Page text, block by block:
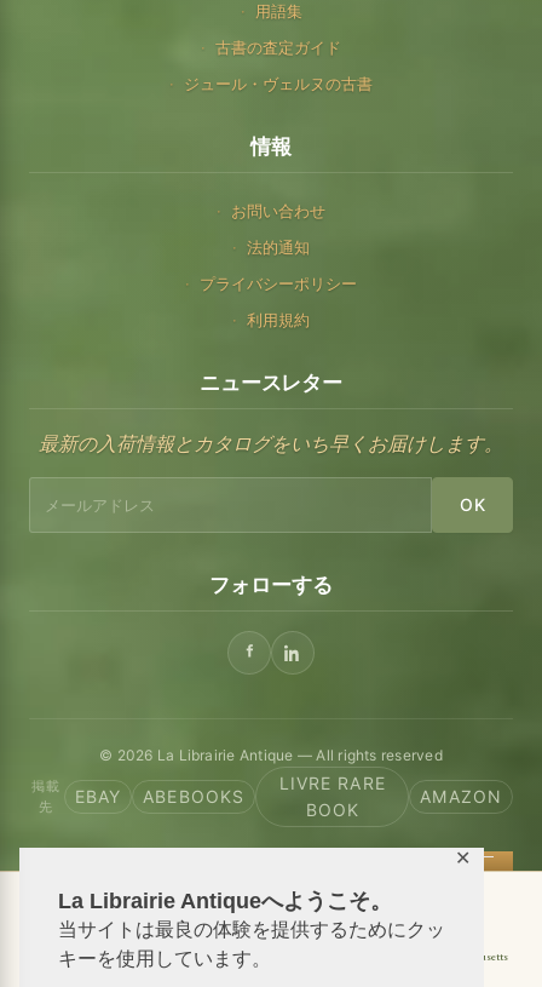
La Librairie Antiqueへようこそ。
当サイトは最良の体験を提供するためにクッ
キーを使用しています。
✕
用語集
古書の査定ガイド
ジュール・ヴェルヌの古書
情報
お問い合わせ
法的通知
プライバシーポリシー
利用規約
ニュースレター
最新の入荷情報とカタログをいち早くお届けします。
OK
フォローする
© 2026 La Librairie Antique — All rights reserved
掲載
先
EBAY ABEBOOKS
LIVRE RARE
BOOK
AMAZON
📦 We ship antiquarian books worldwide
Shipping to USA Shipping to New York
Shipping to Massachusetts